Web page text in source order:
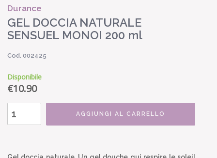
Durance
GEL DOCCIA NATURALE
SENSUEL MONOI 200 ml
Cod. 002425
Disponibile
€10.90
AGGIUNGI AL CARRELLO